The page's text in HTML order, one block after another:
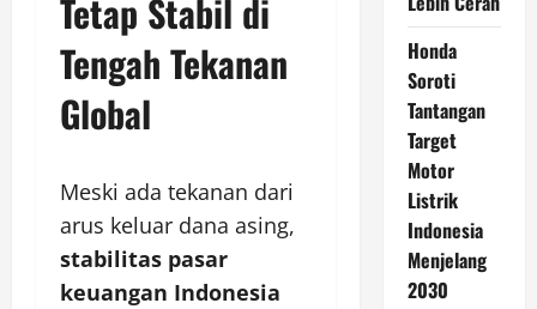
Tetap Stabil di
Tengah Tekanan
Global
Meski ada tekanan dari
arus keluar dana asing,
stabilitas pasar
keuangan Indonesia
Honda
Soroti
Tantangan
Target
Motor
Listrik
Indonesia
Menjelang
2030